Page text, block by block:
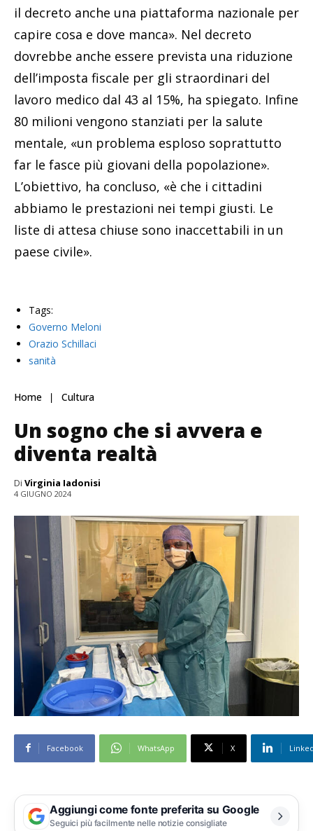
il decreto anche una piattaforma nazionale per
capire cosa e dove manca». Nel decreto
dovrebbe anche essere prevista una riduzione
dell’imposta fiscale per gli straordinari del
lavoro medico dal 43 al 15%, ha spiegato. Infine
80 milioni vengono stanziati per la salute
mentale, «un problema esploso soprattutto
far le fasce più giovani della popolazione».
L’obiettivo, ha concluso, «è che i cittadini
abbiamo le prestazioni nei tempi giusti. Le
liste di attesa chiuse sono inaccettabili in un
paese civile».
Tags:
Governo Meloni
Orazio Schillaci
sanità
Home Cultura
Un sogno che si avvera e
diventa realtà
Di Virginia Iadonisi
4 GIUGNO 2024
Facebook WhatsApp X
Aggiungi come fonte preferita su Google
Seguici più facilmente nelle notizie consigliate